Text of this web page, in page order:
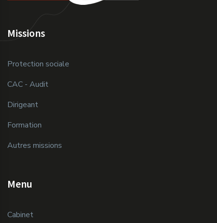
Missions
Protection sociale
CAC - Audit
Dirigeant
Formation
Autres missions
Menu
Cabinet